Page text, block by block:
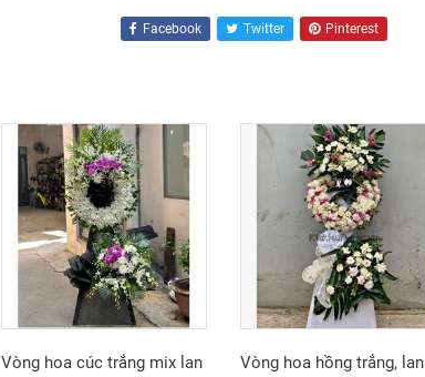
Facebook Twitter Pinterest
Vòng hoa cúc trắng mix lan
Vòng hoa hồng trắng, lan